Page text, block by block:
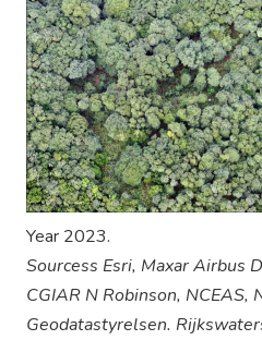
Year 2023.
Sourcess Esri, Maxar Airbus
CGIAR N Robinson, NCEAS,
Geodatastyrelsen.